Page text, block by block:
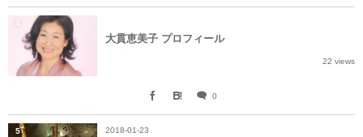
大貫恵美子 プロフィール
22 views
0
4
2018-01-23
5